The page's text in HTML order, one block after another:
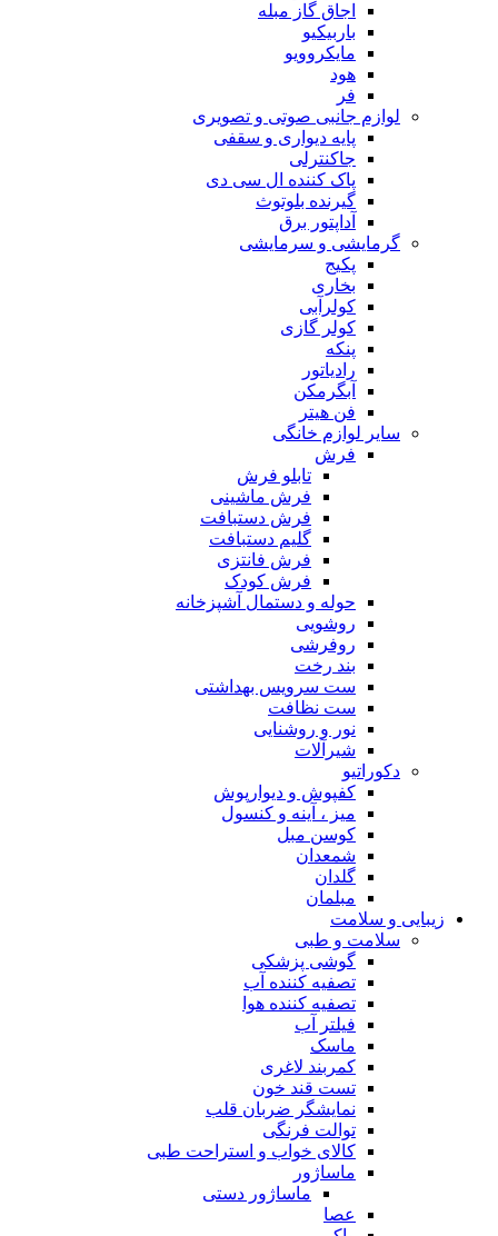
اجاق گاز مبله
باربیکیو
مایکروویو
هود
فر
لوازم جانبی صوتی و تصویری
پایه دیواری و سقفی
جاکنترلی
پاک کننده ال سی دی
گیرنده بلوتوث
آداپتور برق
گرمایشی و سرمایشی
پکیج
بخاری
کولرآبی
کولر گازی
پنکه
رادیاتور
آبگرمکن
فن هیتر
سایر لوازم خانگی
فرش
تابلو فرش
فرش ماشینی
فرش دستبافت
گلیم دستبافت
فرش فانتزی
فرش کودک
حوله و دستمال آشپزخانه
روشویی
روفرشی
بند رخت
ست سرویس بهداشتی
ست نظافت
نور و روشنایی
شیرآلات
دکوراتیو
کفپوش و دیوارپوش
میز ، آینه و کنسول
کوسن مبل
شمعدان
گلدان
مبلمان
زیبایی و سلامت
سلامت و طبی
گوشی پزشکی
تصفیه کننده آب
تصفیه کننده هوا
فیلتر آب
ماسک
کمربند لاغری
تست قند خون
نمایشگر ضربان قلب
توالت فرنگی
کالای خواب و استراحت طبی
ماساژور
ماساژور دستی
عصا